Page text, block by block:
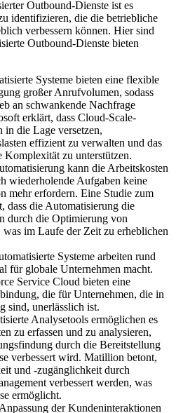
Outbound-Dienste ist es
identifizieren, die die betriebliche
verbessern können. Hier sind
Outbound-Dienste bieten
Systeme bieten eine flexible
großer Anrufvolumen, sodass
an schwankende Nachfrage
erklärt, dass Cloud-Scale-
in die Lage versetzen,
effizient zu verwalten und das
Komplexität zu unterstützen.
kann die Arbeitskosten
wiederholende Aufgaben keine
mehr erfordern. Eine Studie zum
dass die Automatisierung die
durch die Optimierung von
was im Laufe der Zeit zu erheblichen
Systeme arbeiten rund
für globale Unternehmen macht.
Service Cloud bieten eine
die für Unternehmen, die in
sind, unerlässlich ist.
Analysetools ermöglichen es
zu erfassen und zu analysieren,
durch die Bereitstellung
verbessert wird. Matillion betont,
und -zugänglichkeit durch
verbessert werden, was
ermöglicht.
der Kundeninteraktionen